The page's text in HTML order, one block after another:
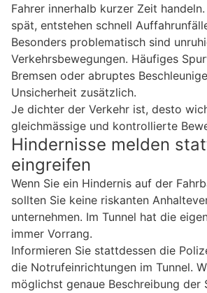
Fahrer innerhalb kurzer Zeit
spät, entstehen schnell
Besonders problematisch sind
Verkehrsbewegungen. Häufiges
Bremsen oder abruptes
Unsicherheit zusätzlich.
Je dichter der Verkehr ist, desto
gleichmässige und kontrollierte
Hindernisse melden
eingreifen
Wenn Sie ein Hindernis auf der
sollten Sie keine riskanten
unternehmen. Im Tunnel hat die
immer Vorrang.
Informieren Sie stattdessen die
die Notrufeinrichtungen im Tunnel.
möglichst genaue Beschreibung der